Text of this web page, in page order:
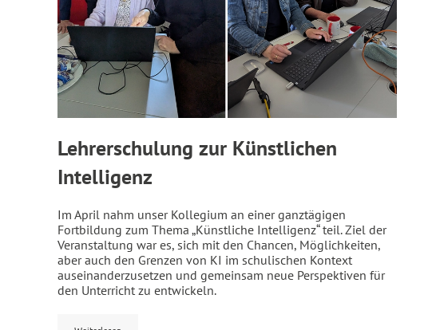
Lehrerschulung zur Künstlichen
Intelligenz
Im April nahm unser Kollegium an einer ganztägigen
Fortbildung zum Thema „Künstliche Intelligenz“ teil. Ziel der
Veranstaltung war es, sich mit den Chancen, Möglichkeiten,
aber auch den Grenzen von KI im schulischen Kontext
auseinanderzusetzen und gemeinsam neue Perspektiven für
den Unterricht zu entwickeln.